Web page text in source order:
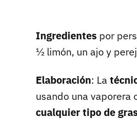
Ingredientes por
½ limón, un ajo y
Elaboración: La
usando una vaporera
cualquier tipo de